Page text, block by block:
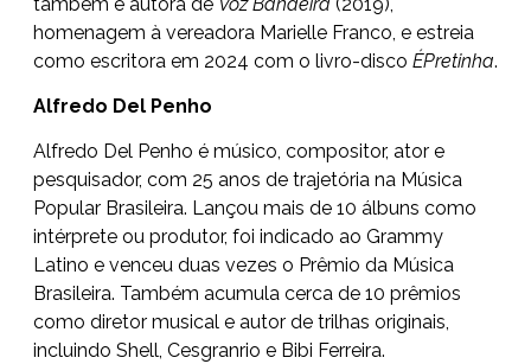
homenagem à vereadora Marielle Franco, e estreia
como escritora em 2024 com o livro-disco ÉPretinha.
Alfredo Del Penho
Alfredo Del Penho é músico, compositor, ator e
pesquisador, com 25 anos de trajetória na Música
Popular Brasileira. Lançou mais de 10 álbuns como
intérprete ou produtor, foi indicado ao Grammy
Latino e venceu duas vezes o Prêmio da Música
Brasileira. Também acumula cerca de 10 prêmios
como diretor musical e autor de trilhas originais,
incluindo Shell, Cesgranrio e Bibi Ferreira.